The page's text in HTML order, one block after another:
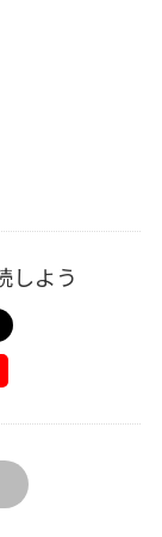
しよう